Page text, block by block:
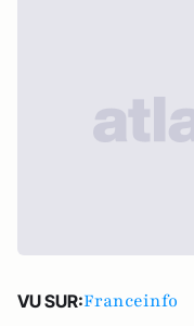
VU SUR:Franceinfo